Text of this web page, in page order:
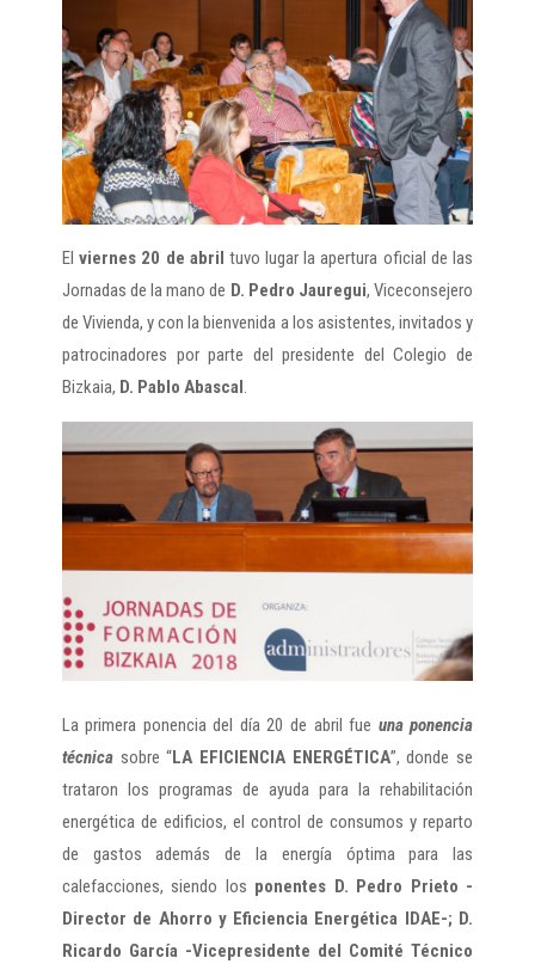
Elviernes 20 de abril tuvo lugar la apertura oficial de las
Jornadas de la mano de D. Pedro Jauregui, Viceconsejero
de Vivienda, y con la bienvenida a los asistentes, invitados y
patrocinadores por parte del presidente del Colegio de
Bizkaia, D. Pablo Abascal
La primera ponencia del día 20 de abril fue una ponencia
técnicasobre “LA EFICIENCIA ENERGÉTICA”, donde se
trataron los programas de ayuda para la rehabilitación
energética de edificios, el control de consumos y reparto
de gastos además de la energía óptima para las
calefacciones, siendo los ponentes D. Pedro Prieto -
Director de Ahorro y Eficiencia Energética IDAE-; D.
Ricardo García -Vicepresidente del Comité Técnico